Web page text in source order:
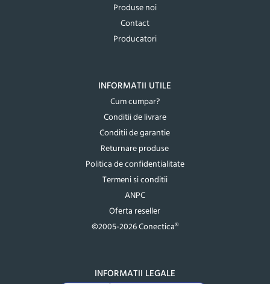
Produse noi
Contact
Producatori
INFORMATII UTILE
Cum cumpar?
Conditii de livrare
Conditii de garantie
Returnare produse
Politica de confidentialitate
Termeni si conditii
ANPC
Oferta reseller
©2005-2026 Conectica®
INFORMATII LEGALE